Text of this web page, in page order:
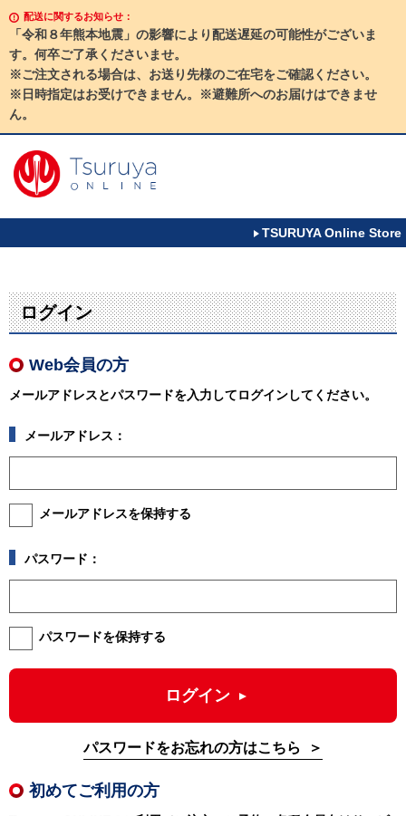
配送に関するお知らせ：
「令和８年熊本地震」の影響により配送遅延の可能性がございま
す。何卒ご了承くださいませ。
※ご注文される場合は、お送り先様のご在宅をご確認ください。
※日時指定はお受けできません。※避難所へのお届けはできませ
ん。
TSURUYA Online Store
ログイン
Web会員の方
メールアドレスとパスワードを入力してログインしてください。
メールアドレス：
メールアドレスを保持する
パスワード：
パスワードを保持する
ログイン
パスワードをお忘れの方はこちら
初めてご利用の方